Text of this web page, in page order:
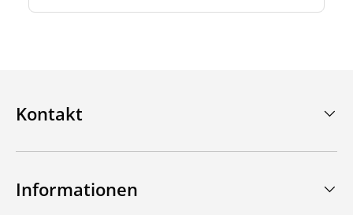
Kontakt
Informationen